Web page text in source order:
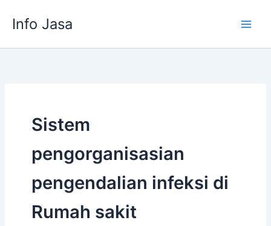
Info Jasa
Sistem
pengorganisasian
pengendalian infeksi di
Rumah sakit